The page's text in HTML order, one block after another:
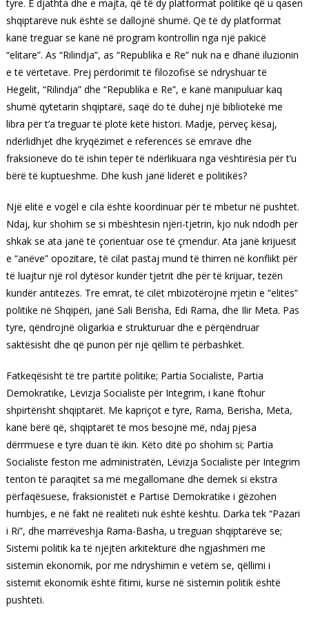
tyre. E djathta dhe e majta, që të dy platformat politike që u qasen
shqiptarëve nuk është se dallojnë shumë. Që të dy platformat
kanë treguar se kanë në program kontrollin nga një pakicë
“elitare”. As “Rilindja”, as “Republika e Re” nuk na e dhanë iluzionin
e të vërtetave. Prej përdorimit të filozofisë së ndryshuar të
Hegelit, “Rilindja” dhe “Republika e Re”, e kanë manipuluar kaq
shumë qytetarin shqiptarë, saqë do të duhej një bibliotekë me
libra për t’a treguar të plotë këtë histori. Madje, përveç kësaj,
ndërlidhjet dhe kryqëzimet e referencës së emrave dhe
fraksioneve do të ishin tepër të ndërlikuara nga vështirësia për t’u
bërë të kuptueshme. Dhe kush janë liderët e politikës?
Një elitë e vogël e cila është koordinuar për të mbetur në pushtet.
Ndaj, kur shohim se si mbështesin njëri-tjetrin, kjo nuk ndodh për
shkak se ata janë të çorientuar ose të çmendur. Ata janë krijuesit
e “anëve” opozitare, të cilat pastaj mund të thirren në konflikt për
të luajtur një rol dytësor kundër tjetrit dhe për të krijuar, tezën
kundër antitezës. Tre emrat, të cilët mbizotërojnë rrjetin e “elitës”
politike në Shqipëri, janë Sali Berisha, Edi Rama, dhe Ilir Meta. Pas
tyre, qëndrojnë oligarkia e strukturuar dhe e përqëndruar
saktësisht dhe që punon për një qëllim të përbashkët.
Fatkeqësisht të tre partitë politike; Partia Socialiste, Partia
Demokratike, Lëvizja Socialiste për Integrim, i kanë ftohur
shpirtërisht shqiptarët. Me kapriçot e tyre, Rama, Berisha, Meta,
kanë bërë që, shqiptarët të mos besojnë më, ndaj pjesa
dërrmuese e tyre duan të ikin. Këto ditë po shohim si; Partia
Socialiste feston me administratën, Lëvizja Socialiste për Integrim
tenton të paraqitet sa më megallomane dhe demek si ekstra
përfaqësuese, fraksionistët e Partisë Demokratike i gëzohen
humbjes, e në fakt në realiteti nuk është kështu. Darka tek “Pazari
i Ri”, dhe marrëveshja Rama-Basha, u treguan shqiptarëve se;
Sistemi politik ka të njëjtën arkitekturë dhe ngjashmëri me
sistemin ekonomik, por me ndryshimin e vetëm se, qëllimi i
sistemit ekonomik është fitimi, kurse në sistemin politik është
pushteti.